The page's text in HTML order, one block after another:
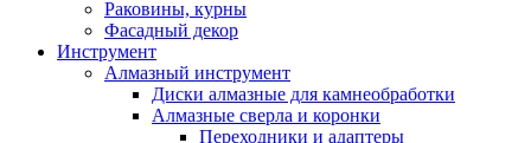
Раковины, курны
Фасадный декор
Инструмент
Алмазный инструмент
Диски алмазные для камнеобработки
Алмазные сверла и коронки
Переходники и адаптеры